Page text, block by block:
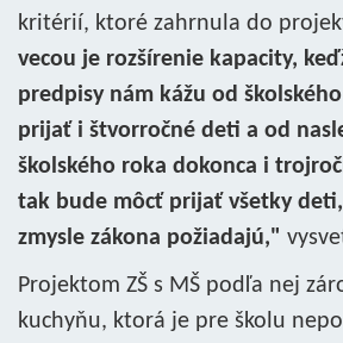
kritérií, ktoré zahrnula do
vecou je rozšírenie kapacity,
predpisy nám kážu od
prijať i štvorročné deti a od
školského roka dokonca i
tak bude môcť prijať všetky
zmysle zákona požiadajú,"
Projektom ZŠ s MŠ podľa nej
kuchyňu, ktorá je pre školu